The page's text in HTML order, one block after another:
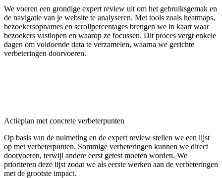
We voeren een grondige expert review uit om het gebruiksgemak en
de navigatie van je website te analyseren. Met tools zoals heatmaps,
bezoekersopnames en scrollpercentages brengen we in kaart waar
bezoekers vastlopen en waarop ze focussen. Dit proces vergt enkele
dagen om voldoende data te verzamelen, waarna we gerichte
verbeteringen doorvoeren.
Actieplan met concrete verbeterpunten
Op basis van de nulmeting en de expert review stellen we een lijst
op met verbeterpunten. Sommige verbeteringen kunnen we direct
doorvoeren, terwijl andere eerst getest moeten worden. We
prioriteren deze lijst zodat we als eerste werken aan de verbeteringen
met de grootste impact.